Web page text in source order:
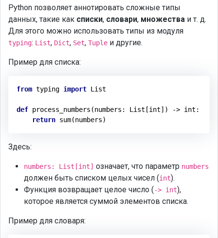
Python позволяет аннотировать сложные типы
данных, такие как списки, словари, множества и т. д.
Для этого можно использовать типы из модуля
typing: List, Dict, Set, Tuple и другие.
Пример для списка:
from typing import List
def process_numbers (numbers: List[int]) -> int :
return
Здесь:
numbers: List[int] означает, что параметр numbers
должен быть списком целых чисел (int).
Функция возвращает целое число (-> int),
которое является суммой элементов списка.
Пример для словаря: